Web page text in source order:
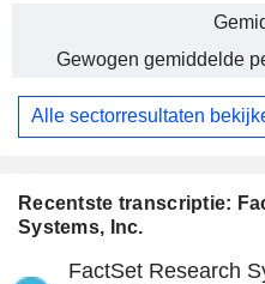
Recentste transcriptie:
Systems, Inc.
FactSet Research
Gewogen gemiddelde
Alle sectorresultaten